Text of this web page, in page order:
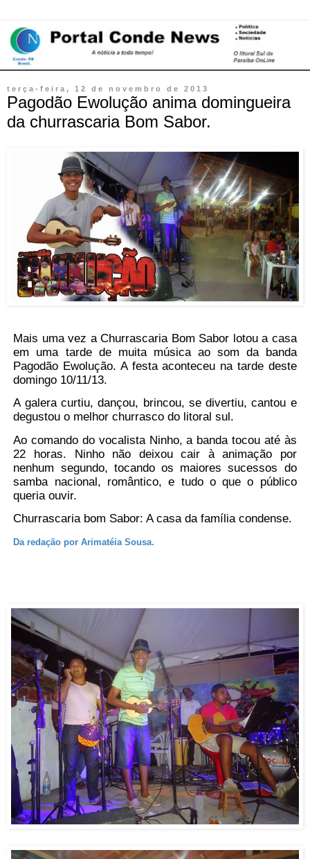
terça-feira, 12 de novembro de 2013
Pagodão Ewolução anima domingueira
da churrascaria Bom Sabor.
Mais uma vez a Churrascaria Bom Sabor lotou a casa
em uma tarde de muita música ao som da banda
Pagodão Ewolução. A festa aconteceu na tarde deste
domingo 10/11/13.
A galera curtiu, dançou, brincou, se divertiu, cantou e
degustou o melhor churrasco do litoral sul.
Ao comando do vocalista Ninho, a banda tocou até às
22 horas. Ninho não deixou cair à animação por
nenhum segundo, tocando os maiores sucessos do
samba nacional, romântico, e tudo o que o público
queria ouvir.
Churrascaria bom Sabor: A casa da família condense.
Da redação por Arimatéia Sousa.